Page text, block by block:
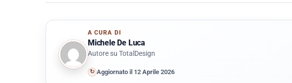
A CURA DI
Michele De Luca
Autore su TotalDesign
↻ Aggiornato il 12 Aprile 2026